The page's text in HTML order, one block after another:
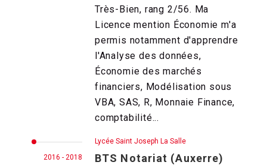
Très-Bien, rang 2/56. Ma
Licence mention Économie m'a
permis notamment d'apprendre
l'Analyse des données,
Économie des marchés
financiers, Modélisation sous
VBA, SAS, R, Monnaie Finance,
comptabilité...
2016 - 2018
Lycée Saint Joseph La Salle
BTS Notariat (Auxerre)